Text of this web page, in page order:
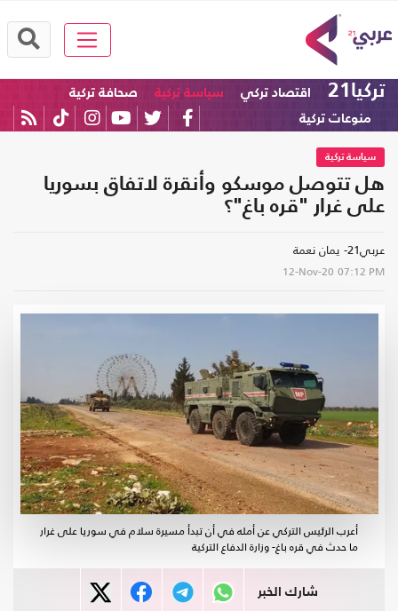
تركيا21 اقتصاد تركي سياسة تركية
صحافة تركية
منوعات تركية
سياسة تركية
هل تتوصل موسكو وأنقرة لاتفاق بسوريا
على غرار "قره باغ"؟
عربي21- يمان نعمة
12-Nov-20 07:12 PM
أعرب الرئيس التركي عن أمله في أن تبدأ مسيرة سلام في سوريا على غرار
ما حدث في قره باغ- وزارة الدفاع التركية
شارك الخبر